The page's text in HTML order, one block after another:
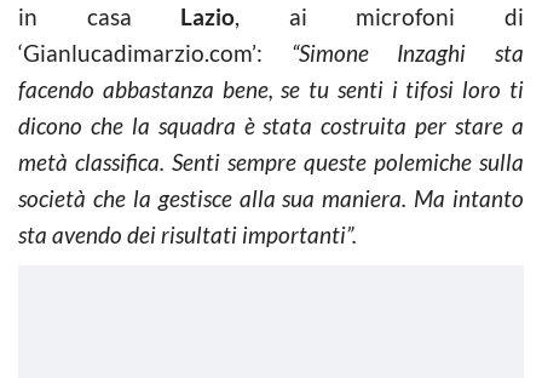
in casa Lazio, ai microfoni di
‘Gianlucadimarzio.com’: “Simone Inzaghi sta
facendo abbastanza bene, se tu senti i tifosi loro ti
dicono che la squadra è stata costruita per stare a
metà classifica. Senti sempre queste polemiche sulla
società che la gestisce alla sua maniera. Ma intanto
sta avendo dei risultati importanti”.